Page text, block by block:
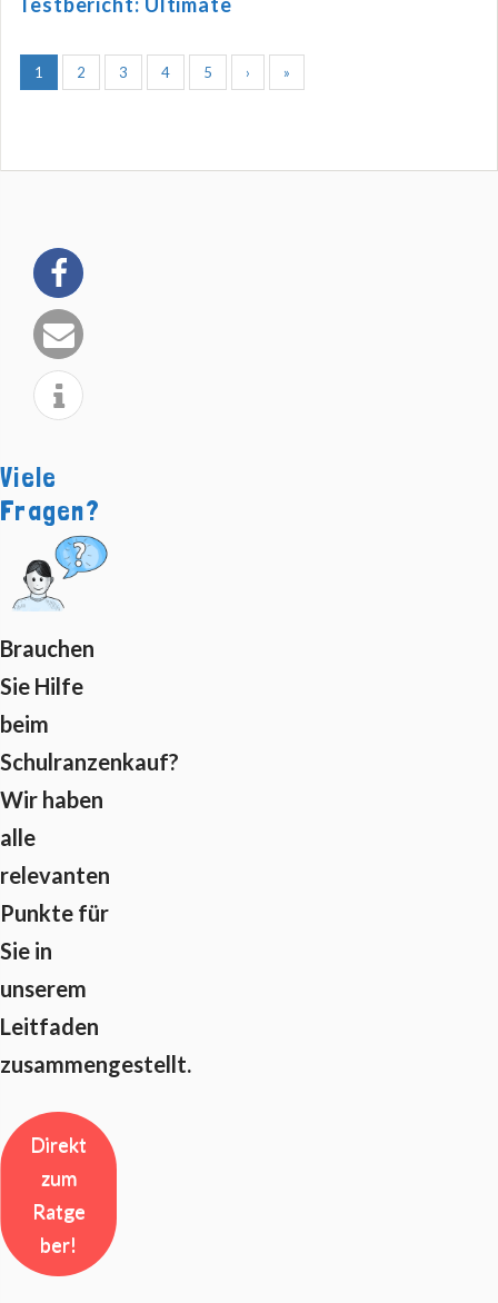
1 2 3 4 5 › »
Viele
Fragen?
Brauchen
Sie Hilfe
beim
Schulranzenkauf?
Wir haben
alle
relevanten
Punkte für
Sie in
unserem
Leitfaden
zusammengestellt.
Direkt
zum
Ratge
ber!